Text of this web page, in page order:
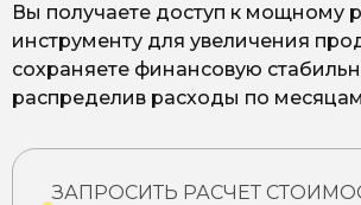
Вы получаете доступ к мощному
инструменту для увеличения
сохраняете финансовую
распределив расходы по
ЗАПРОСИТЬ РАСЧЕТ